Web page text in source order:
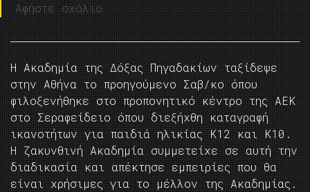
Αφήστε σχόλιο
Η Ακαδημία της Δόξας Πηγαδακίων ταξίδεψε
στην Αθήνα το προηγούμενο Σαβ/κο όπου
φιλοξενήθηκε στο προπονητικό κέντρο της ΑΕΚ
στο Σεραφείδειο όπου διεξήχθη καταγραφή
ικανοτήτων για παιδιά ηλικίας Κ12 και Κ10.
Η ζακυνθινή Ακαδημία συμμετείχε σε αυτή την
διαδικασία και απέκτησε εμπειρίες που θα
είναι χρήσιμες για το μέλλον της Ακαδημίας.